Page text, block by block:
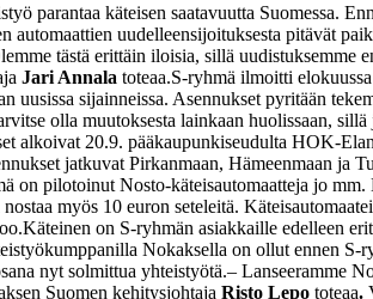
parantaa käteisen saatavuutta Suomessa.
uudelleensijoituksesta pitävät
tästä erittäin iloisia, sillä uudistuksemme
Jari Annala toteaa.S-ryhmä ilmoitti
sijainneissa. Asennukset pyritään
olla muutoksesta lainkaan huolissaan,
alkoivat 20.9. pääkaupunkiseudulta HOK-
jatkuvat Pirkanmaan, Hämeenmaan ja
on pilotoinut Nosto-käteisautomaatteja jo mm.
myös 10 euron seteleitä.
Käteinen on S-ryhmän asiakkaille edelleen
Nokaksella on ollut ennen S-
nyt solmittua yhteistyötä.– Lanseeramme
Suomen kehitysjohtaja Risto Lepo toteaa.